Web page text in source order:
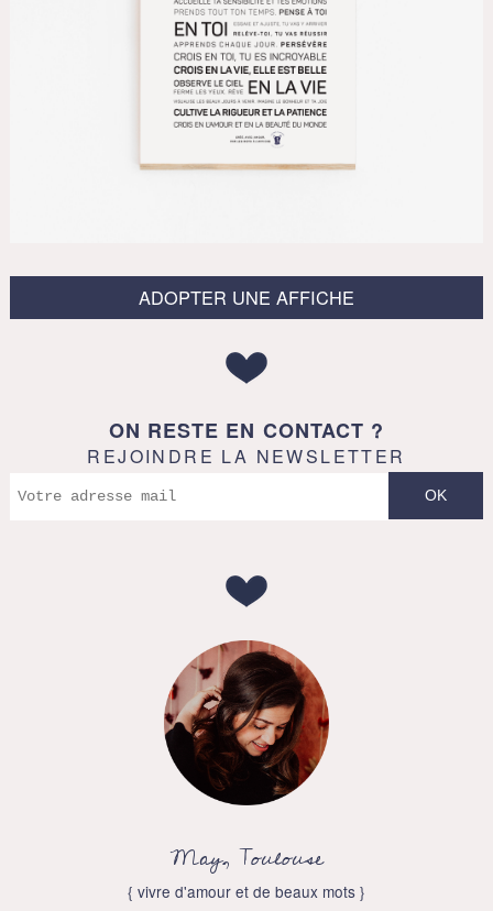
ADOPTER UNE AFFICHE
ON RESTE EN CONTACT ?
REJOINDRE LA NEWSLETTER
May, Toulouse
{ vivre d'amour et de beaux mots }